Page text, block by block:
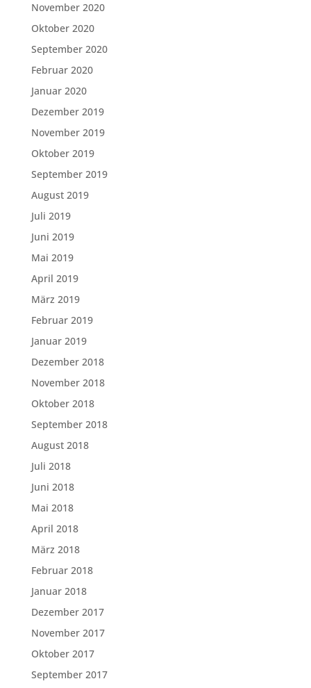
November 2020
Oktober 2020
September 2020
Februar 2020
Januar 2020
Dezember 2019
November 2019
Oktober 2019
September 2019
August 2019
Juli 2019
Juni 2019
Mai 2019
April 2019
März 2019
Februar 2019
Januar 2019
Dezember 2018
November 2018
Oktober 2018
September 2018
August 2018
Juli 2018
Juni 2018
Mai 2018
April 2018
März 2018
Februar 2018
Januar 2018
Dezember 2017
November 2017
Oktober 2017
September 2017